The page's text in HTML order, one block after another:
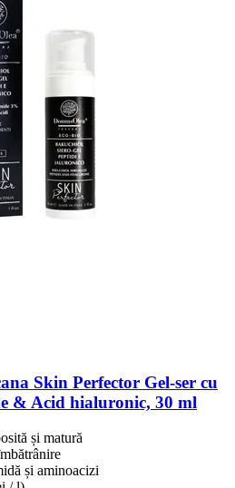
Skin Perfector Gel-​ser cu
& Acid hialuronic, 30 ml
și matură
și aminoacizi